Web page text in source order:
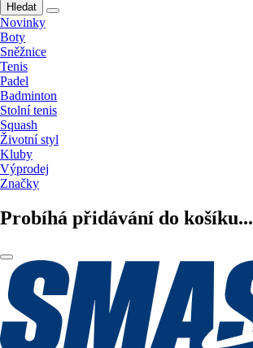
Hledat
Novinky
Boty
Sněžnice
Tenis
Padel
Badminton
Stolní tenis
Squash
Životní styl
Kluby
Výprodej
Značky
Probíhá přidávání do košíku...